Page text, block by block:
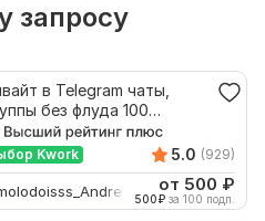
запросу
в Telegram чаты,
без флуда 100
инвайтинг
Kwork 5.0 (929)
от 500 ₽
500₽ за 100 подп.